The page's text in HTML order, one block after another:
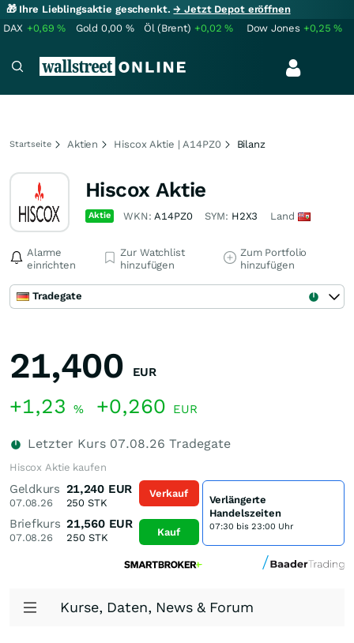
🎁 Ihre Lieblingsaktie geschenkt.→ Jetzt Depot eröffnen
DAX +0,69% Gold 0,00 % Öl (Brent) +0,02% Dow Jones +0,25%
Startseite Aktien Hiscox Aktie | A14PZ0 Bilanz
Hiscox Aktie
Aktie WKN:A14PZ0 SYM: H2X3 Land
Alarme
einrichten
Zur Watchlist
hinzufügen
Zum Portfolio
hinzufügen
Tradegate
21,400 EUR
+1,23 % +0,260 EUR
Letzter Kurs 07.08.26 Tradegate
Hiscox Aktie kaufen
Geldkurs
07.08.26
21,240 EUR
250 STK
Briefkurs
07.08.26
21,560 EUR
250STK
Verkauf
Kauf
Verlängerte
Handelszeiten
07:30 bis 23:00 Uhr
Kurse, Daten, News & Forum